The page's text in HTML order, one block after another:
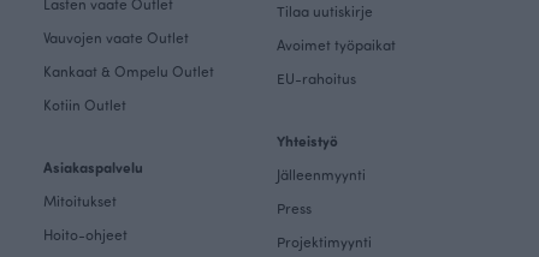
Vauvojen vaate Outlet
Kankaat & Ompelu Outlet
Kotiin Outlet
Asiakaspalvelu
Mitoitukset
Hoito-ohjeet
Tilaa uutiskirje
Avoimet työpaikat
EU-rahoitus
Yhteistyö
Jälleenmyynti
Press
Projektimyynti